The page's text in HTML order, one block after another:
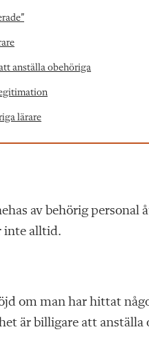
anställa obehöriga
lärare
av behörig personal
inte alltid.
om man har hittat
är billigare att anställa